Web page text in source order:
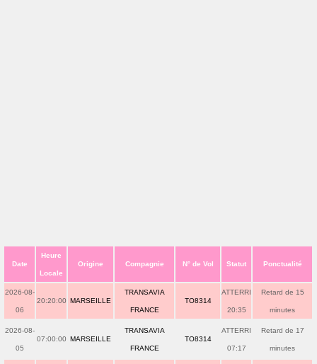
Date
Heure
Locale
Origine Compagnie N° de Vol Statut Ponctualité
2026-08-
06
20:20:00 MARSEILLE
TRANSAVIA
FRANCE
TO8314
ATTERRI
20:35
Retard de 15
minutes
2026-08-
05
07:00:00 MARSEILLE
TRANSAVIA
FRANCE
TO8314
ATTERRI
07:17
Retard de 17
minutes